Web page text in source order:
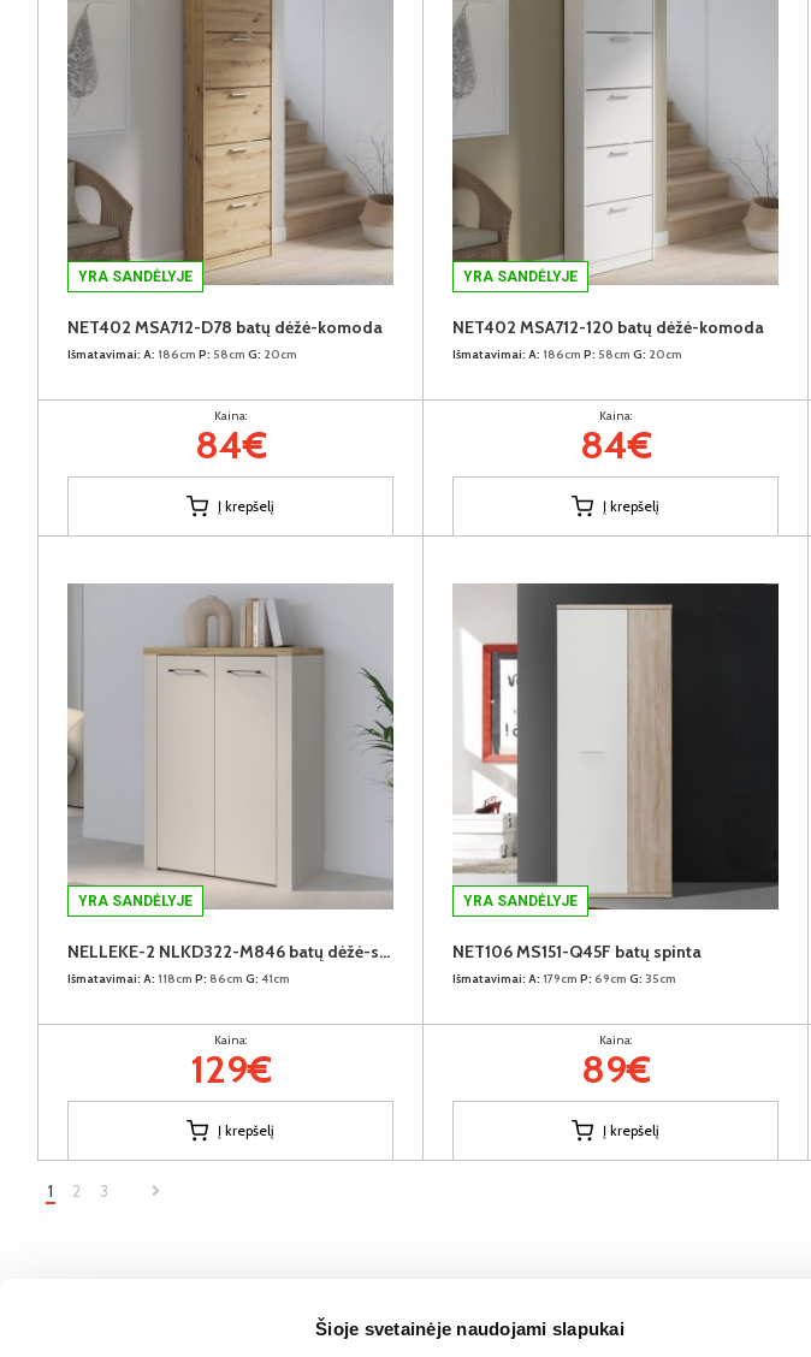
Šioje svetainėje naudojami slapukai
YRA SANDĖLYJE
NET402 MSA712-D78 batų dėžė-komoda
Išmatavimai: A: 186cm P: 58cm G: 20cm
Kaina:
84€
Į krepšelį
YRA SANDĖLYJE
NET402 MSA712-120 batų dėžė-komoda
Išmatavimai: A: 186cm P: 58cm G: 20cm
Kaina:
84€
Į krepšelį
YRA SANDĖLYJE
NELLEKE-2 NLKD322-M846 batų dėžė-spintelė
Išmatavimai: A: 118cm P: 86cm G: 41cm
Kaina:
129€
Į krepšelį
YRA SANDĖLYJE
NET106 MS151-Q45F batų spinta
Išmatavimai: A: 179cm P: 69cm G: 35cm
Kaina:
89€
Į krepšelį
1 2 3